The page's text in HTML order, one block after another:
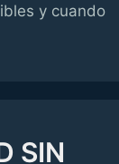
y cuando
SIN